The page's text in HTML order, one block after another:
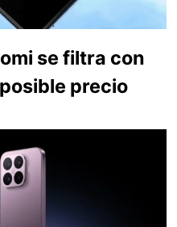
se filtra con
precio